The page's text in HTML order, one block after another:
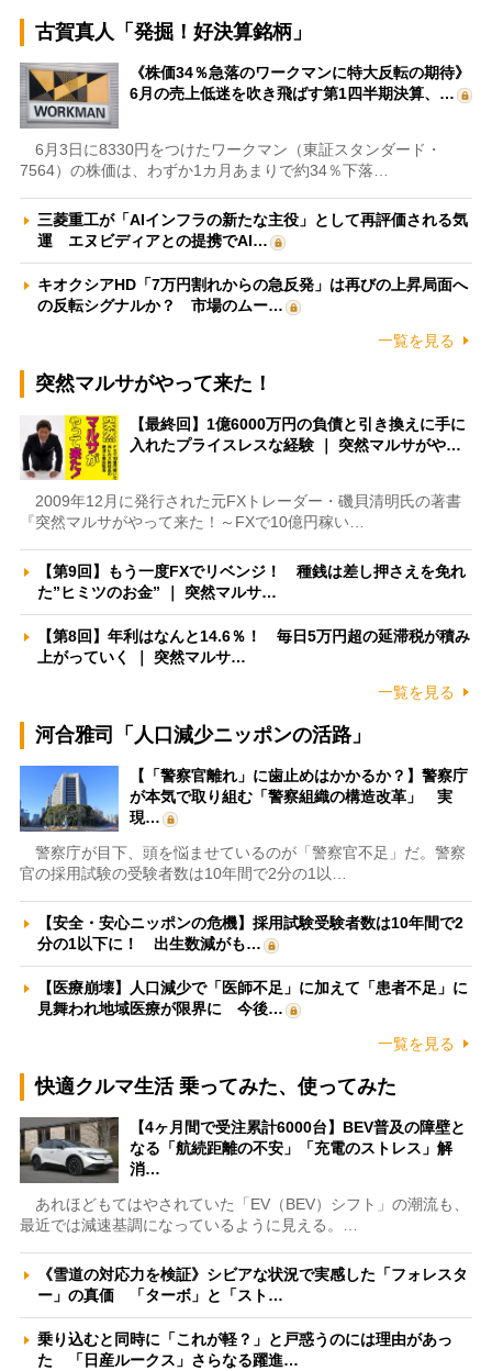
古賀真人「発掘！好決算銘柄」
《株価34％急落のワークマンに特大反転の期待》
6月の売上低迷を吹き飛ばす第1四半期決算、…
6月3日に8330円をつけたワークマン（東証スタンダード・
7564）の株価は、わずか1カ月あまりで約34％下落…
三菱重工が「AIインフラの新たな主役」として再評価される気
運 エヌビディアとの提携でAI…
キオクシアHD「7万円割れからの急反発」は再びの上昇局面へ
の反転シグナルか？ 市場のムー…
一覧を見る
突然マルサがやって来た！
【最終回】1億6000万円の負債と引き換えに手に
入れたプライスレスな経験 ｜ 突然マルサがや…
2009年12月に発行された元FXトレーダー・磯貝清明氏の著書
『突然マルサがやって来た！～FXで10億円稼い…
【第9回】もう一度FXでリベンジ！ 種銭は差し押さえを免れ
た”ヒミツのお金” ｜ 突然マルサ…
【第8回】年利はなんと14.6％！ 毎日5万円超の延滞税が積み
上がっていく ｜ 突然マルサ…
一覧を見る
河合雅司「人口減少ニッポンの活路」
【「警察官離れ」に歯止めはかかるか？】警察庁
が本気で取り組む「警察組織の構造改革」 実
現…
警察庁が目下、頭を悩ませているのが「警察官不足」だ。警察
官の採用試験の受験者数は10年間で2分の1以…
【安全・安心ニッポンの危機】採用試験受験者数は10年間で2
分の1以下に！ 出生数減がも…
【医療崩壊】人口減少で「医師不足」に加えて「患者不足」に
見舞われ地域医療が限界に 今後…
一覧を見る
快適クルマ生活 乗ってみた、使ってみた
【4ヶ月間で受注累計6000台】BEV普及の障壁と
なる「航続距離の不安」「充電のストレス」解
消…
あれほどもてはやされていた「EV（BEV）シフト」の潮流も、
最近では減速基調になっているように見える。…
《雪道の対応力を検証》シビアな状況で実感した「フォレスタ
ー」の真価 「ターボ」と「スト…
乗り込むと同時に「これが軽？」と戸惑うのには理由があっ
た 「日産ルークス」さらなる躍進…